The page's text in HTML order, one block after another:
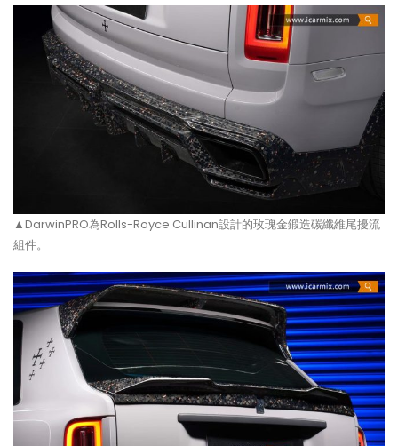
▲DarwinPRO為Rolls-Royce Cullinan設計的玫瑰金鍛造碳纖維尾擾流
組件。